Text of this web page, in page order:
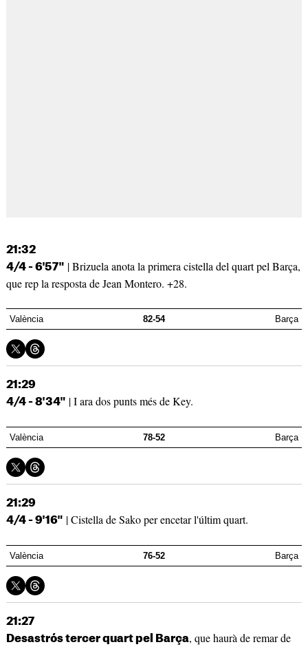
21:32
4/4 - 6'57" | Brizuela anota la primera cistella del quart pel Barça,
que rep la resposta de Jean Montero. +28.
València 82-54 Barça
21:29
4/4 - 8'34" | I ara dos punts més de Key.
València 78-52 Barça
21:29
4/4 - 9'16" | Cistella de Sako per encetar l'últim quart.
València 76-52 Barça
21:27
Desastrós tercer quart pel Barça, que haurà de remar de